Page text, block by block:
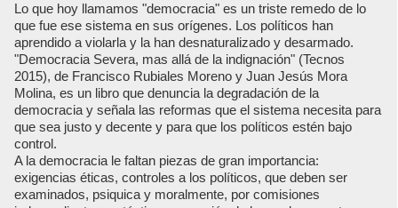
Lo que hoy llamamos "democracia" es un triste remedo de lo
que fue ese sistema en sus orígenes. Los políticos han
aprendido a violarla y la han desnaturalizado y desarmado.
"Democracia Severa, mas allá de la indignación" (Tecnos
2015), de Francisco Rubiales Moreno y Juan Jesús Mora
Molina, es un libro que denuncia la degradación de la
democracia y señala las reformas que el sistema necesita para
que sea justo y decente y para que los políticos estén bajo
control.
A la democracia le faltan piezas de gran importancia:
exigencias éticas, controles a los políticos, que deben ser
examinados, psiquica y moralmente, por comisiones